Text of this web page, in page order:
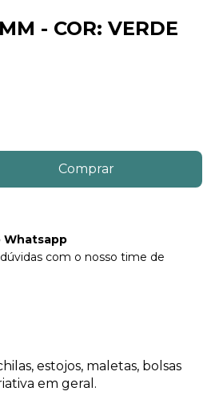
- COR: VERDE
com o nosso time de
estojos, maletas, bolsas
em geral.